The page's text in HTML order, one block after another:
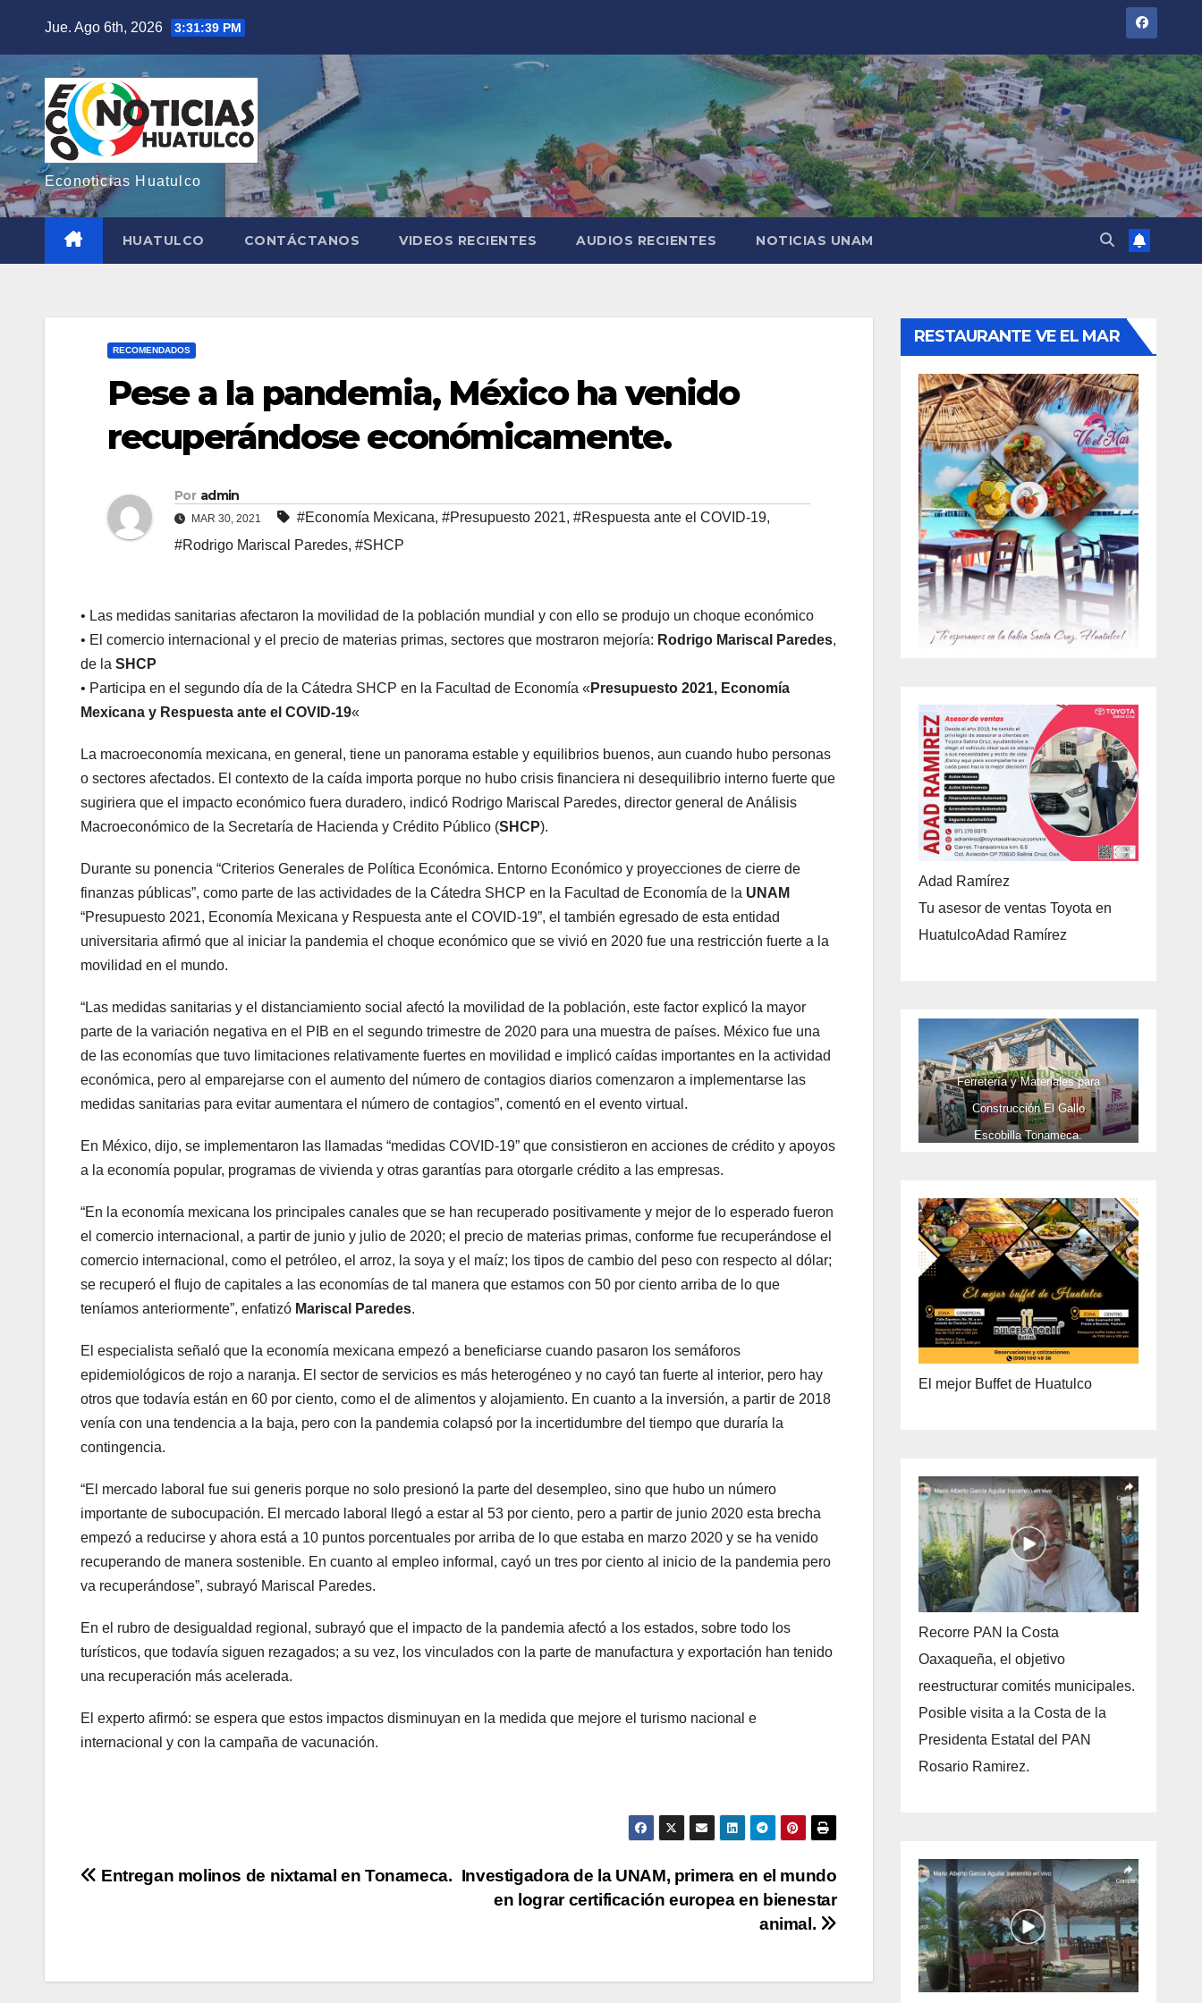
Jue. Ago 6th, 2026 3:31:40 PM
Econoticias Huatulco
HUATULCO CONTÁCTANOS VIDEOS RECIENTES AUDIOS RECIENTES NOTICIAS UNAM
RECOMENDADOS
Pese a la pandemia, México ha venido
recuperándose económicamente.
Por admin
MAR 30, 2021 #Economía Mexicana, #Presupuesto 2021, #Respuesta ante el COVID-19,
#Rodrigo Mariscal Paredes, #SHCP
• Las medidas sanitarias afectaron la movilidad de la población mundial y con ello se produjo un choque económico
• El comercio internacional y el precio de materias primas, sectores que mostraron mejoría: Rodrigo Mariscal Paredes,
de la SHCP
• Participa en el segundo día de la Cátedra SHCP en la Facultad de Economía « Presupuesto 2021, Economía
Mexicana y Respuesta ante el COVID-19«
La macroeconomía mexicana, en general, tiene un panorama estable y equilibrios buenos, aun cuando hubo personas
o sectores afectados. El contexto de la caída importa porque no hubo crisis financiera ni desequilibrio interno fuerte que
sugiriera que el impacto económico fuera duradero, indicó Rodrigo Mariscal Paredes, director general de Análisis
Macroeconómico de la Secretaría de Hacienda y Crédito Público (SHCP).
Durante su ponencia “Criterios Generales de Política Económica. Entorno Económico y proyecciones de cierre de
finanzas públicas”, como parte de las actividades de la Cátedra SHCP en la Facultad de Economía de la UNAM
“Presupuesto 2021, Economía Mexicana y Respuesta ante el COVID-19”, el también egresado de esta entidad
universitaria afirmó que al iniciar la pandemia el choque económico que se vivió en 2020 fue una restricción fuerte a la
movilidad en el mundo.
“Las medidas sanitarias y el distanciamiento social afectó la movilidad de la población, este factor explicó la mayor
parte de la variación negativa en el PIB en el segundo trimestre de 2020 para una muestra de países. México fue una
de las economías que tuvo limitaciones relativamente fuertes en movilidad e implicó caídas importantes en la actividad
económica, pero al emparejarse con el aumento del número de contagios diarios comenzaron a implementarse las
medidas sanitarias para evitar aumentara el número de contagios”, comentó en el evento virtual.
En México, dijo, se implementaron las llamadas “medidas COVID-19” que consistieron en acciones de crédito y apoyos
a la economía popular, programas de vivienda y otras garantías para otorgarle crédito a las empresas.
“En la economía mexicana los principales canales que se han recuperado positivamente y mejor de lo esperado fueron
el comercio internacional, a partir de junio y julio de 2020; el precio de materias primas, conforme fue recuperándose el
comercio internacional, como el petróleo, el arroz, la soya y el maíz; los tipos de cambio del peso con respecto al dólar;
se recuperó el flujo de capitales a las economías de tal manera que estamos con 50 por ciento arriba de lo que
teníamos anteriormente”, enfatizó Mariscal Paredes.
El especialista señaló que la economía mexicana empezó a beneficiarse cuando pasaron los semáforos
epidemiológicos de rojo a naranja. El sector de servicios es más heterogéneo y no cayó tan fuerte al interior, pero hay
otros que todavía están en 60 por ciento, como el de alimentos y alojamiento. En cuanto a la inversión, a partir de 2018
venía con una tendencia a la baja, pero con la pandemia colapsó por la incertidumbre del tiempo que duraría la
contingencia.
“El mercado laboral fue sui generis porque no solo presionó la parte del desempleo, sino que hubo un número
importante de subocupación. El mercado laboral llegó a estar al 53 por ciento, pero a partir de junio 2020 esta brecha
empezó a reducirse y ahora está a 10 puntos porcentuales por arriba de lo que estaba en marzo 2020 y se ha venido
recuperando de manera sostenible. En cuanto al empleo informal, cayó un tres por ciento al inicio de la pandemia pero
va recuperándose”, subrayó Mariscal Paredes.
En el rubro de desigualdad regional, subrayó que el impacto de la pandemia afectó a los estados, sobre todo los
turísticos, que todavía siguen rezagados; a su vez, los vinculados con la parte de manufactura y exportación han tenido
una recuperación más acelerada.
El experto afirmó: se espera que estos impactos disminuyan en la medida que mejore el turismo nacional e
internacional y con la campaña de vacunación.
Navegación
Investigadora de la UNAM, primera en el mundo
en lograr certificación europea en bienestar
animal.
Entregan molinos de nixtamal en Tonameca.
RESTAURANTE VE EL MAR
Adad Ramírez
Tu asesor de ventas Toyota en
HuatulcoAdad Ramírez
Ferretería y Materiales para
Construcción El Gallo
Escobilla Tonameca.
ENTREGA A DOMICILIO
PRECIO ESPECIAL DE MAYOREO
El mejor Buffet de Huatulco
Recorre PAN la Costa
Oaxaqueña, el objetivo
reestructurar comités municipales.
Posible visita a la Costa de la
Presidenta Estatal del PAN
Rosario Ramirez.